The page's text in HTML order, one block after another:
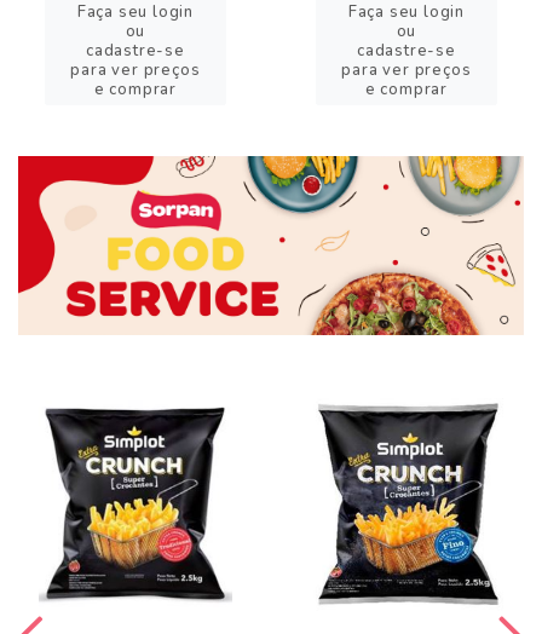
Faça seu login
ou
cadastre-se
para ver preços
e comprar
Faça seu login
ou
cadastre-se
para ver preços
e comprar